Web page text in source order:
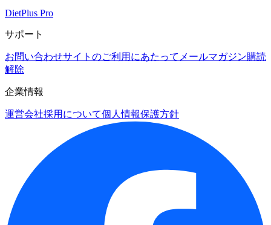
DietPlus Pro
サポート
お問い合わせサイトのご利用にあたって メールマガジン購読
解除
企業情報
運営会社採用について個人情報保護方針